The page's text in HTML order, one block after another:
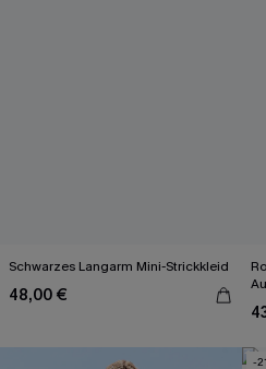
Schwarzes Langarm Mini-Strickkleid
48,00 €
-